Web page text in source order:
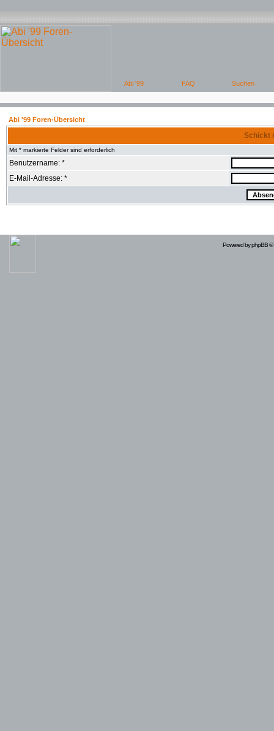
Abi '99 Foren-Übersicht
Schickt
Mit * markierte Felder sind erforderlich
Benutzername: *
E-Mail-Adresse: *
Powered byphpBB©